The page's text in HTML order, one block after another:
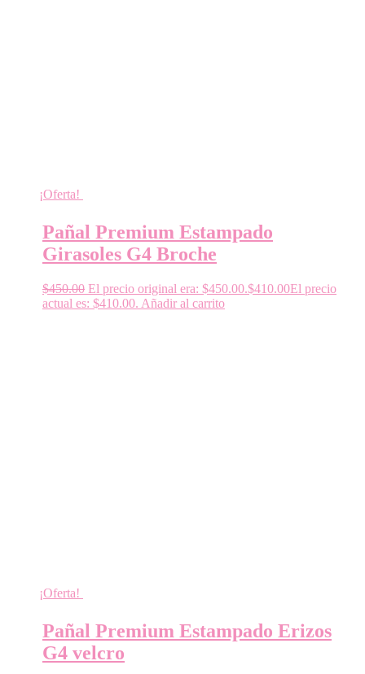
¡Oferta!
Pañal Premium Estampado
Girasoles G4 Broche
$450.00 El precio original era: $450.00.$410.00El precio
actual es: $410.00. Añadir al carrito
¡Oferta!
Pañal Premium Estampado Erizos
G4 velcro